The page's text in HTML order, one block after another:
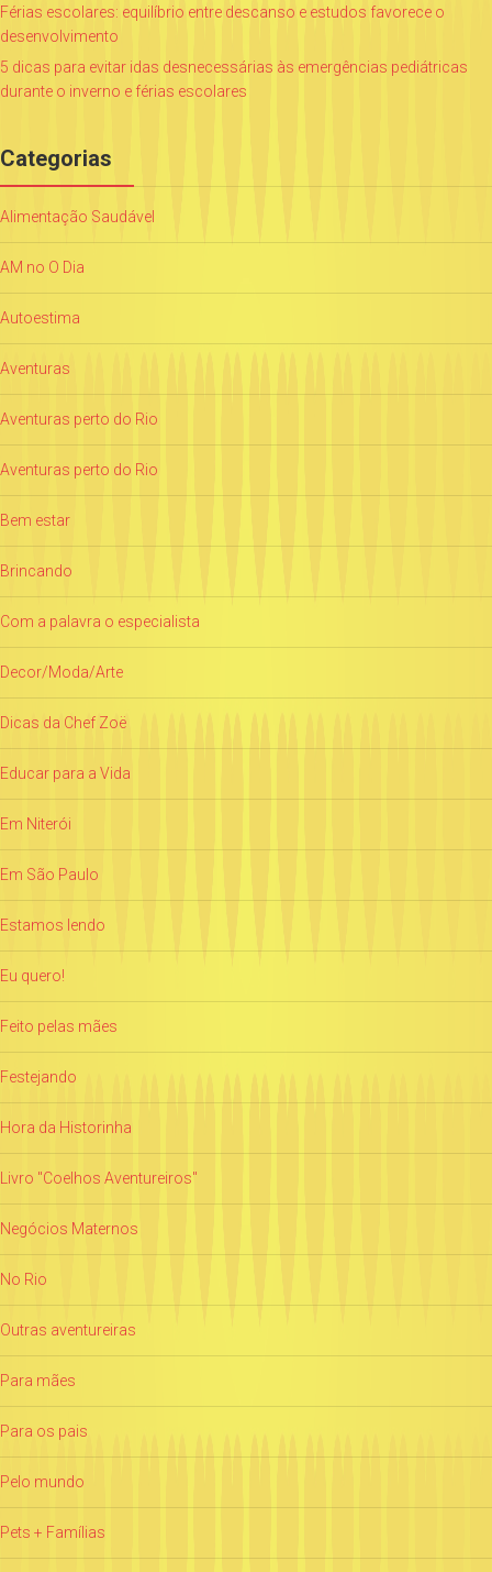
Férias escolares: equilíbrio entre descanso e estudos favorece o
desenvolvimento
5 dicas para evitar idas desnecessárias às emergências pediátricas
durante o inverno e férias escolares
Categorias
Alimentação Saudável
AM no O Dia
Autoestima
Aventuras
Aventuras perto do Rio
Aventuras perto do Rio
Bem estar
Brincando
Com a palavra o especialista
Decor/Moda/Arte
Dicas da Chef Zoë
Educar para a Vida
Em Niterói
Em São Paulo
Estamos lendo
Eu quero!
Feito pelas mães
Festejando
Hora da Historinha
Livro "Coelhos Aventureiros"
Negócios Maternos
No Rio
Outras aventureiras
Para mães
Para os pais
Pelo mundo
Pets + Famílias